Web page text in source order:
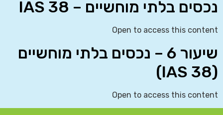
נכסים בלתי מוחשיים – IAS 38
Open to access this content
שיעור 6 – נכסים בלתי מוחשיים
(IAS 38)
Open to access this content